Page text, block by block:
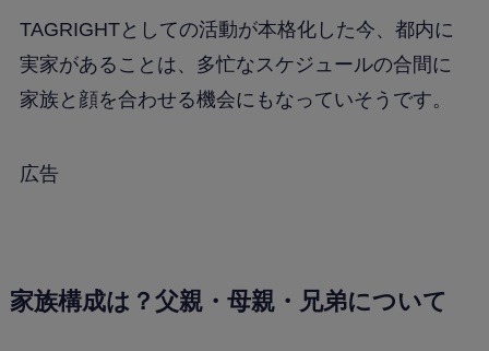
TAGRIGHTとしての活動が本格化した今、都内に
実家があることは、多忙なスケジュールの合間に
家族と顔を合わせる機会にもなっていそうです。
広告
家族構成は？父親・母親・兄弟について